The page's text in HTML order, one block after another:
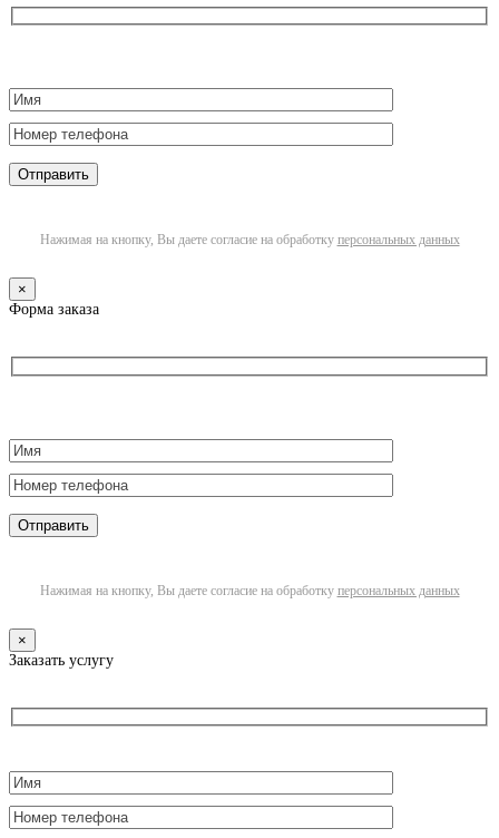
Нажимая на кнопку, Вы даете согласие на обработку персональных данных
×
Форма заказа
Нажимая на кнопку, Вы даете согласие на обработку персональных данных
×
Заказать услугу